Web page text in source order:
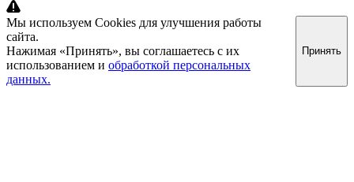
Мы используем Cookies для улучшения работы
сайта.
Нажимая «Принять», вы соглашаетесь с их
использованием и обработкой персональных
данных.
Принять